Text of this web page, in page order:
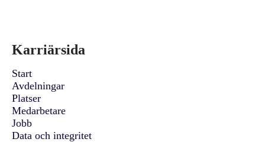
Karriärsida
Start
Avdelningar
Platser
Medarbetare
Jobb
Data och integritet